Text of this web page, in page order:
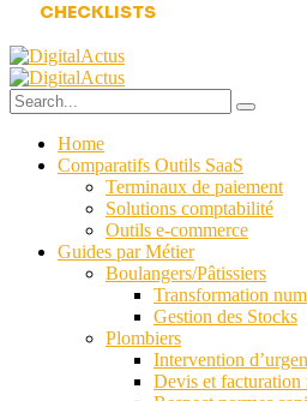
CHECKLISTS
Home
Comparatifs Outils SaaS
Terminaux de paiement
Solutions comptabilité
Outils e-commerce
Guides par Métier
Boulangers/Pâtissiers
Transformation
Gestion des Stocks
Plombiers
Intervention
Devis et facturation